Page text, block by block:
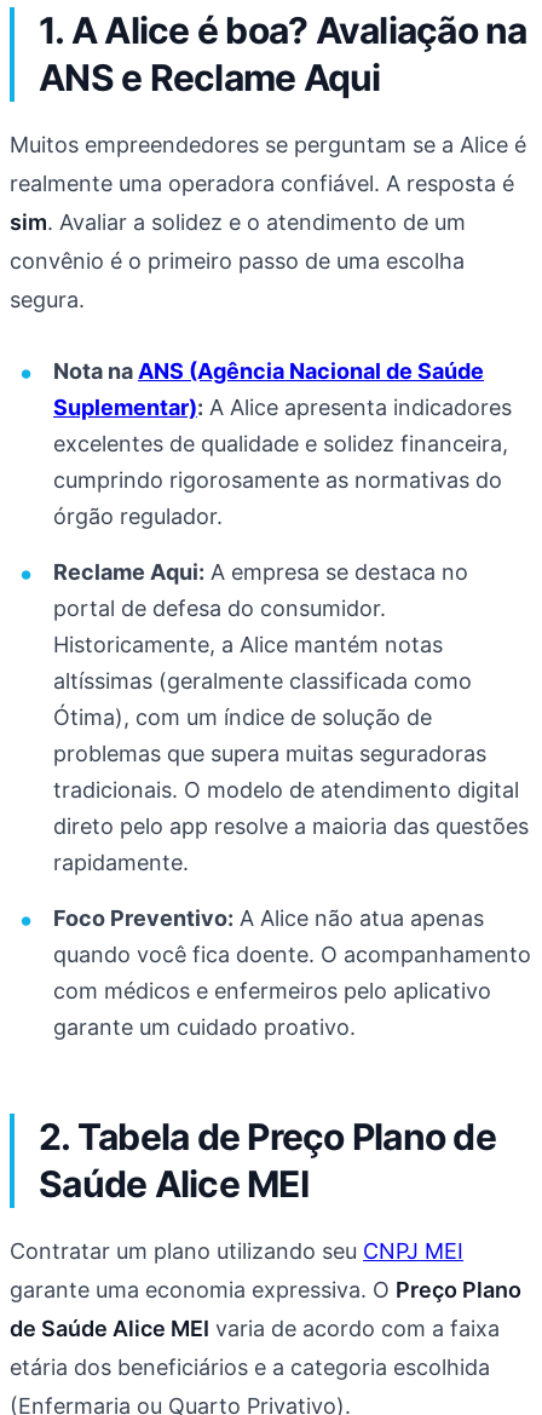
1. A Alice é boa? Avaliação na
ANS e Reclame Aqui
Muitos empreendedores se perguntam se a Alice é
realmente uma operadora confiável. A resposta é
sim. Avaliar a solidez e o atendimento de um
convênio é o primeiro passo de uma escolha
segura.
Nota na ANS (Agência Nacional de Saúde
Suplementar): A Alice apresenta indicadores
excelentes de qualidade e solidez financeira,
cumprindo rigorosamente as normativas do
órgão regulador.
Reclame Aqui: A empresa se destaca no
portal de defesa do consumidor.
Historicamente, a Alice mantém notas
altíssimas (geralmente classificada como
Ótima), com um índice de solução de
problemas que supera muitas seguradoras
tradicionais. O modelo de atendimento digital
direto pelo app resolve a maioria das questões
rapidamente.
Foco Preventivo: A Alice não atua apenas
quando você fica doente. O acompanhamento
com médicos e enfermeiros pelo aplicativo
garante um cuidado proativo.
2. Tabela de Preço Plano de
Saúde Alice MEI
Contratar um plano utilizando seu CNPJ MEI
garante uma economia expressiva. O Preço Plano
de Saúde Alice MEI varia de acordo com a faixa
etária dos beneficiários e a categoria escolhida
(Enfermaria ou Quarto Privativo).